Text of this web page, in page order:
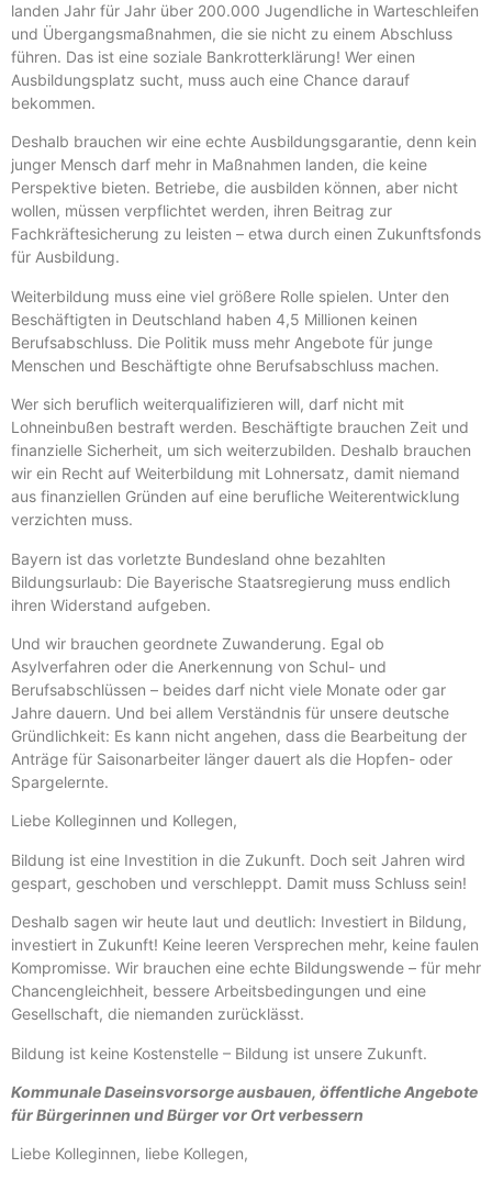
landen Jahr für Jahr über 200.000 Jugendliche in Warteschleifen
und Übergangsmaßnahmen, die sie nicht zu einem Abschluss
führen. Das ist eine soziale Bankrotterklärung! Wer einen
Ausbildungsplatz sucht, muss auch eine Chance darauf
bekommen.
Deshalb brauchen wir eine echte Ausbildungsgarantie, denn kein
junger Mensch darf mehr in Maßnahmen landen, die keine
Perspektive bieten. Betriebe, die ausbilden können, aber nicht
wollen, müssen verpflichtet werden, ihren Beitrag zur
Fachkräftesicherung zu leisten – etwa durch einen Zukunftsfonds
für Ausbildung.
Weiterbildung muss eine viel größere Rolle spielen. Unter den
Beschäftigten in Deutschland haben 4,5 Millionen keinen
Berufsabschluss. Die Politik muss mehr Angebote für junge
Menschen und Beschäftigte ohne Berufsabschluss machen.
Wer sich beruflich weiterqualifizieren will, darf nicht mit
Lohneinbußen bestraft werden. Beschäftigte brauchen Zeit und
finanzielle Sicherheit, um sich weiterzubilden. Deshalb brauchen
wir ein Recht auf Weiterbildung mit Lohnersatz, damit niemand
aus finanziellen Gründen auf eine berufliche Weiterentwicklung
verzichten muss.
Bayern ist das vorletzte Bundesland ohne bezahlten
Bildungsurlaub: Die Bayerische Staatsregierung muss endlich
ihren Widerstand aufgeben.
Und wir brauchen geordnete Zuwanderung. Egal ob
Asylverfahren oder die Anerkennung von Schul- und
Berufsabschlüssen – beides darf nicht viele Monate oder gar
Jahre dauern. Und bei allem Verständnis für unsere deutsche
Gründlichkeit: Es kann nicht angehen, dass die Bearbeitung der
Anträge für Saisonarbeiter länger dauert als die Hopfen- oder
Spargelernte.
Liebe Kolleginnen und Kollegen,
Bildung ist eine Investition in die Zukunft. Doch seit Jahren wird
gespart, geschoben und verschleppt. Damit muss Schluss sein!
Deshalb sagen wir heute laut und deutlich: Investiert in Bildung,
investiert in Zukunft! Keine leeren Versprechen mehr, keine faulen
Kompromisse. Wir brauchen eine echte Bildungswende – für mehr
Chancengleichheit, bessere Arbeitsbedingungen und eine
Gesellschaft, die niemanden zurücklässt.
Bildung ist keine Kostenstelle – Bildung ist unsere Zukunft.
Kommunale Daseinsvorsorge ausbauen, öffentliche Angebote
für Bürgerinnen und Bürger vor Ort verbessern
Liebe Kolleginnen, liebe Kollegen,